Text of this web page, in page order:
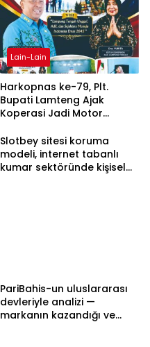
Lain-Lain
Harkopnas ke-79, Plt.
Bupati Lamteng Ajak
Koperasi Jadi Motor
Slotbey sitesi koruma
modeli, internet tabanlı
kumar sektöründe kişisel
PariBahis-un uluslararası
devleriyle analizi —
markanın kazandığı ve